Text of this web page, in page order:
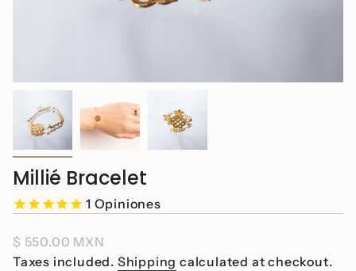
Millié Bracelet
1 Opiniones
Regular
price
$ 550.00 MXN
Taxes included. Shipping calculated at checkout.